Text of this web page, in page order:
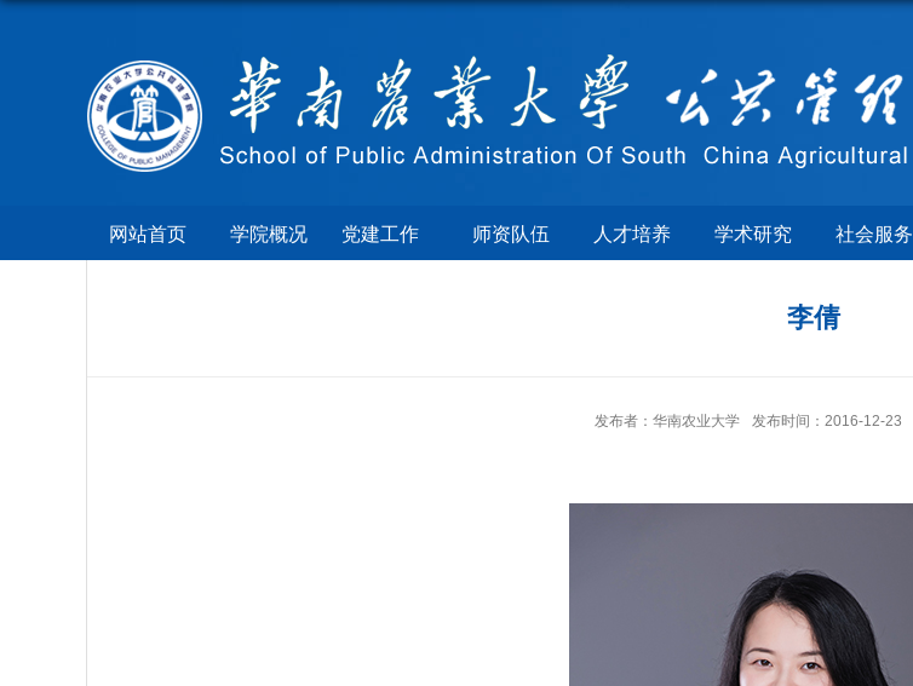
网站首页 学院概况 党建工作 师资队伍 人才培养 学术研究 社会服务
李倩
发布者：华南农业大学 发布时间：2016-12-23